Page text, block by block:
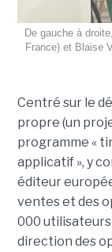
De gauche à
France) et Blaise
Centré sur le
propre (un
programme «
applicatif », y
éditeur
ventes et des
000 utilisateurs
direction des